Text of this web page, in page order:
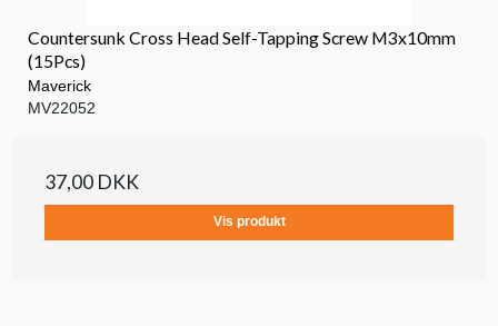
Countersunk Cross Head Self-Tapping Screw M3x10mm
(15Pcs)
Maverick
MV22052
37,00 DKK
Vis produkt